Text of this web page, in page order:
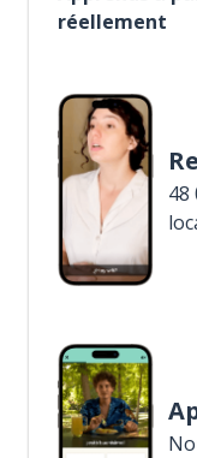
réellement
48